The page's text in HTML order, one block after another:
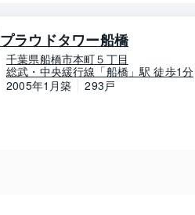
プラウドタワー船橋
千葉県船橋市本町５丁目
総武・中央緩行線「船橋」駅 徒歩1分
2005年1月築
293戸